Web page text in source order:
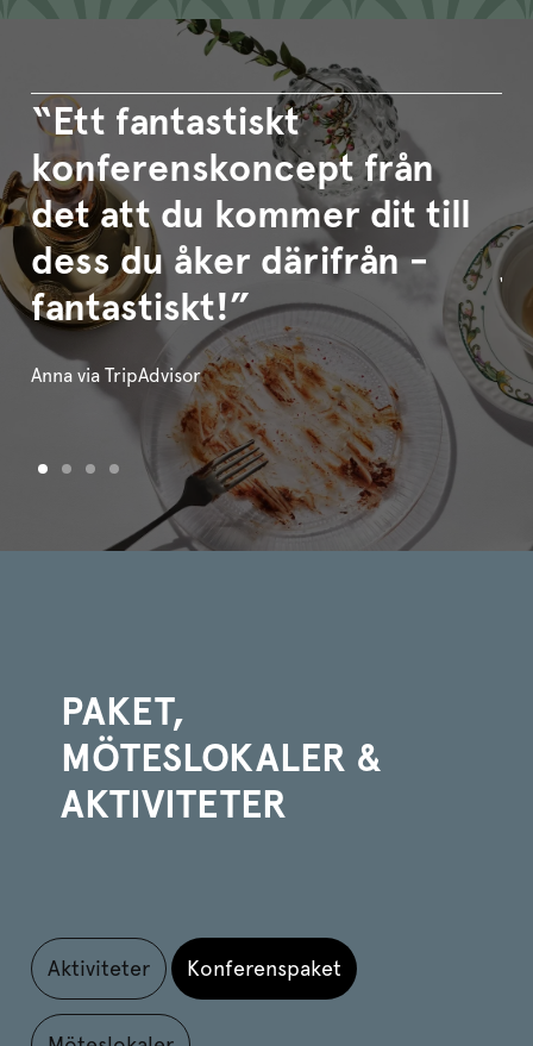
“Ett fantastiskt
konferenskoncept från
det att du kommer dit till
dess du åker därifrån -
fantastiskt!”
Anna via TripAdvisor
PAKET,
MÖTESLOKALER &
AKTIVITETER
Aktiviteter Konferenspaket